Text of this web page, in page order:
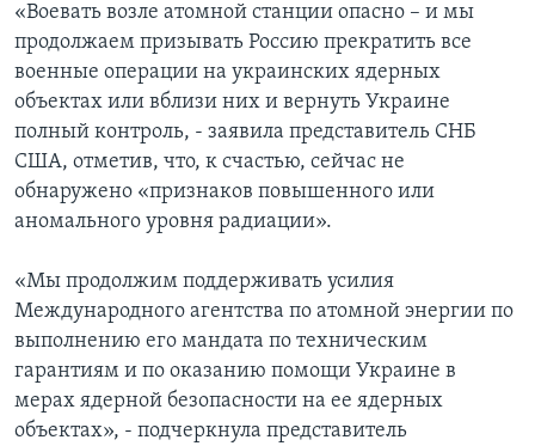
«Воевать возле атомной станции опасно – и мы
продолжаем призывать Россию прекратить все
военные операции на украинских ядерных
объектах или вблизи них и вернуть Украине
полный контроль, - заявила представитель СНБ
США, отметив, что, к счастью, сейчас не
обнаружено «признаков повышенного или
аномального уровня радиации».
«Мы продолжим поддерживать усилия
Международного агентства по атомной энергии по
выполнению его мандата по техническим
гарантиям и по оказанию помощи Украине в
мерах ядерной безопасности на ее ядерных
объектах», - подчеркнула представитель